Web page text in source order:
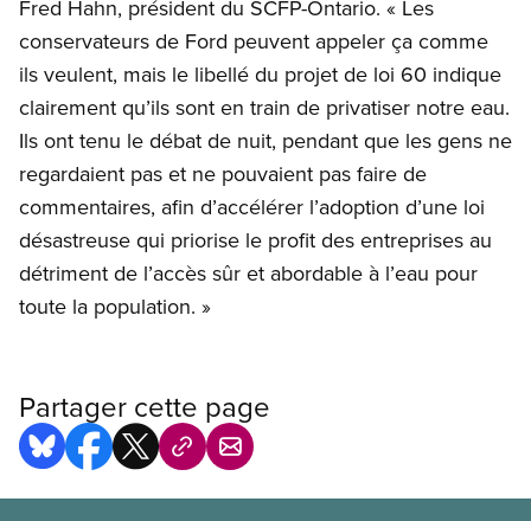
Fred Hahn, président du SCFP-Ontario. « Les
conservateurs de Ford peuvent appeler ça comme
ils veulent, mais le libellé du projet de loi 60 indique
clairement qu’ils sont en train de privatiser notre eau.
Ils ont tenu le débat de nuit, pendant que les gens ne
regardaient pas et ne pouvaient pas faire de
commentaires, afin d’accélérer l’adoption d’une loi
désastreuse qui priorise le profit des entreprises au
détriment de l’accès sûr et abordable à l’eau pour
toute la population. »
Partager cette page